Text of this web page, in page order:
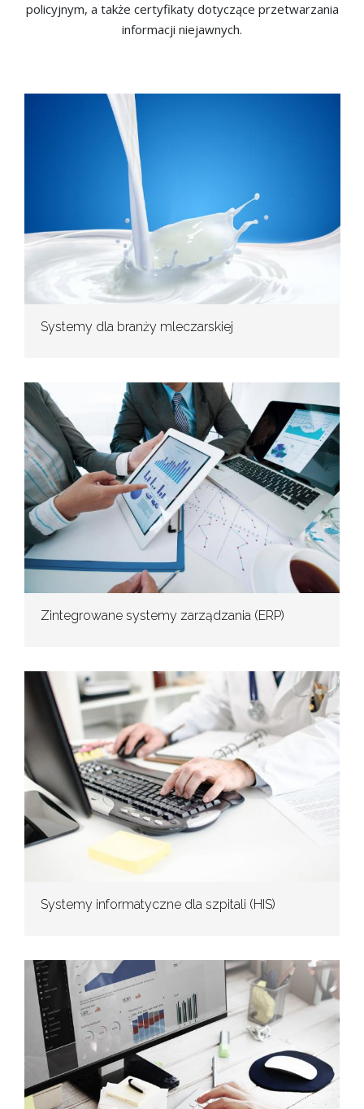
policyjnym, a także certyfikaty dotyczące przetwarzania
informacji niejawnych.
Systemy dla branży mleczarskiej
Zintegrowane systemy zarządzania (ERP)
Systemy informatyczne dla szpitali (HIS)